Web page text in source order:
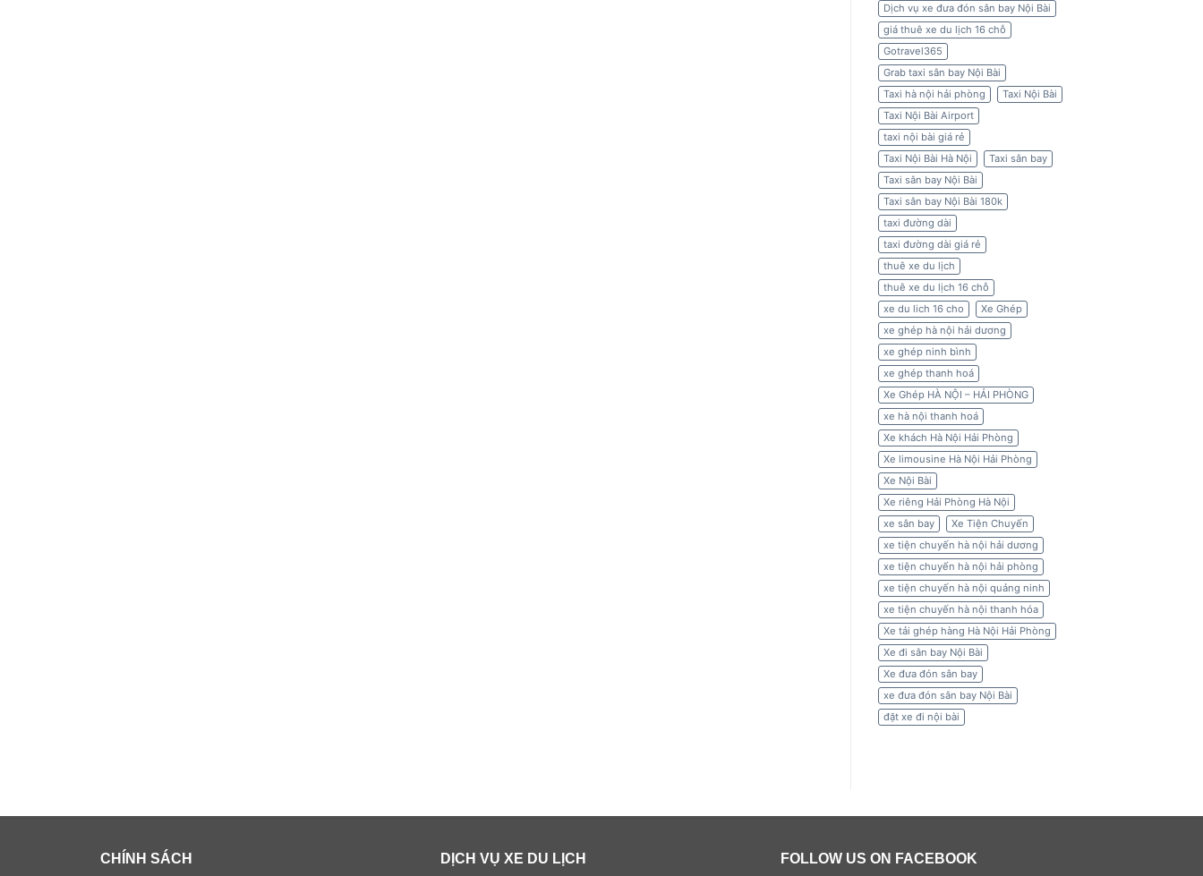
Dịch vụ xe đưa đón sân bay Nội Bài
giá thuê xe du lịch 16 chỗ
Gotravel365
Grab taxi sân bay Nội Bài
Taxi hà nội hải phòng
Taxi Nội Bài
Taxi Nội Bài Airport
taxi nội bài giá rẻ
Taxi Nội Bài Hà Nội
Taxi sân bay
Taxi sân bay Nội Bài
Taxi sân bay Nội Bài 180k
taxi đường dài
taxi đường dài giá rẻ
thuê xe du lịch
thuê xe du lịch 16 chỗ
xe du lich 16 cho
Xe Ghép
xe ghép hà nội hải dương
xe ghép ninh bình
xe ghép thanh hoá
Xe Ghép HÀ NỘI – HẢI PHÒNG
xe hà nội thanh hoá
Xe khách Hà Nội Hải Phòng
Xe limousine Hà Nội Hải Phòng
Xe Nội Bài
Xe riêng Hải Phòng Hà Nội
xe sân bay
Xe Tiện Chuyến
xe tiện chuyến hà nội hải dương
xe tiện chuyến hà nội hải phòng
xe tiện chuyến hà nội quảng ninh
xe tiện chuyến hà nội thanh hóa
Xe tải ghép hàng Hà Nội Hải Phòng
Xe đi sân bay Nội Bài
Xe đưa đón sân bay
xe đưa đón sân bay Nội Bài
đặt xe đi nội bài
CHÍNH SÁCH DỊCH VỤ XE DU LỊCH FOLLOW US ON FACEBOOK